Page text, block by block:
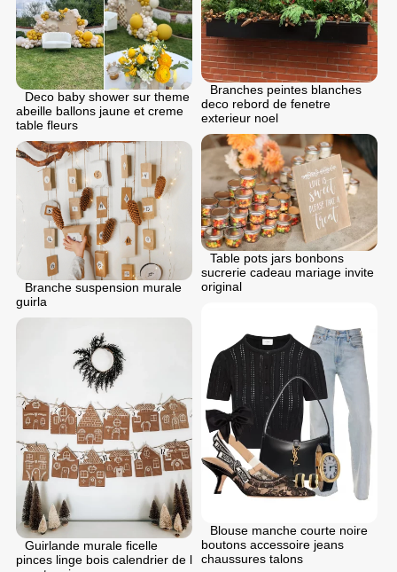
Branches peintes blanches
deco rebord de fenetre
exterieur noel
Deco baby shower sur theme
abeille ballons jaune et creme
table fleurs
Table pots jars bonbons
sucrerie cadeau mariage invite
original
Branche suspension murale
guirla
Blouse manche courte noire
boutons accessoire jeans
chaussures talons
Guirlande murale ficelle
pinces linge bois calendrier de l